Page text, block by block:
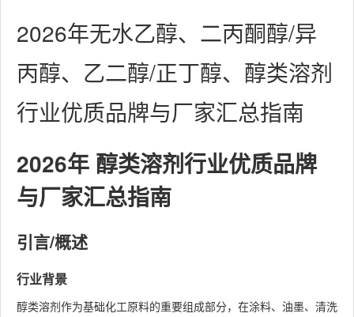
2026年无水乙醇、二丙酮醇/异
丙醇、乙二醇/正丁醇、醇类溶剂
行业优质品牌与厂家汇总指南
2026年 醇类溶剂行业优质品牌
与厂家汇总指南
引言/概述
行业背景
醇类溶剂作为基础化工原料的重要组成部分，在涂料、油墨、清洗